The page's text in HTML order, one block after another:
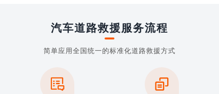
汽车道路救援服务流程
简单应用全国统一的标准化道路救援方式
 